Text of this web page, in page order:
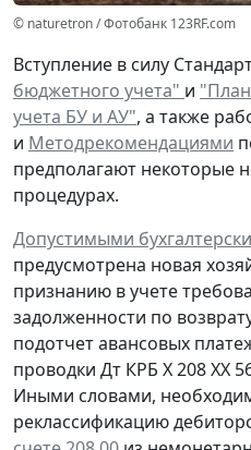
© naturetron / Фотобанк 123RF.com
Вступление в силу
бюджетного учета" и "План
учета БУ и АУ", а также
и Методрекомендациями
предполагают некоторые
процедурах.
Допустимыми
предусмотрена новая
признанию в учете
задолженности по
подотчет авансовых
проводки Дт КРБ Х 208 ХХ
Иными словами,
реклассификацию